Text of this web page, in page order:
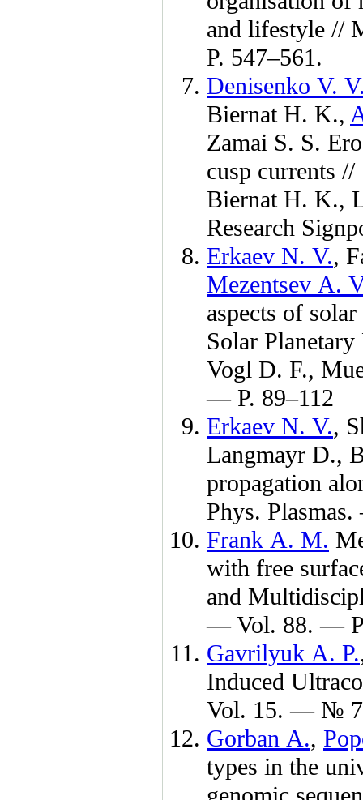
and lifestyle
P. 547–561.
Denisenko V.
Biernat H. K.,
Zamai S. S.
cusp currents
Biernat H. K.,
Research
Erkaev N. V.,
Mezentsev A.
aspects of
Solar
Vogl D. F.,
— P. 89–112
Erkaev N. V.,
Langmayr D.,
propagation
Phys.
Frank A. M.
with free
and
— Vol. 88. —
Gavrilyuk A. P.
Induced
Vol. 15. — №
Gorban A.,
types in the